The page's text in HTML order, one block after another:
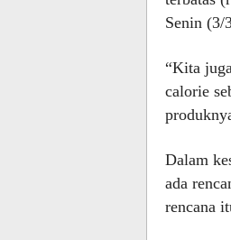
Senin (3/
“Kita
calorie
Dalam
ada
rencana